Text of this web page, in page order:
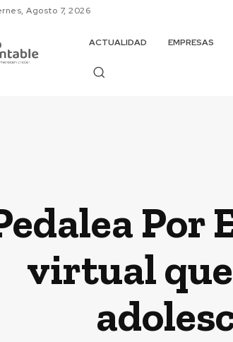
Agosto 7, 2026
ACTUALIDAD EMPRESAS
Por
virtual